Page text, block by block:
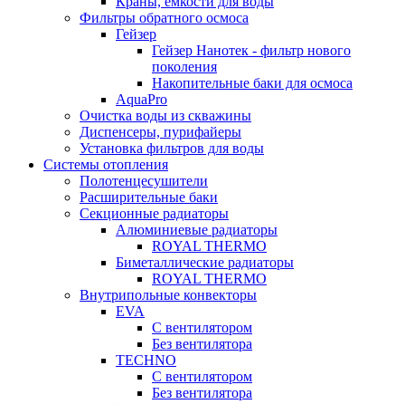
Фильтры обратного осмоса
Гейзер
Гейзер Нанотек - фильтр нового
поколения
Накопительные баки для осмоса
AquaPro
Очистка воды из скважины
Диспенсеры, пурифайеры
Установка фильтров для воды
Системы отопления
Полотенцесушители
Расширительные баки
Секционные радиаторы
Алюминиевые радиаторы
ROYAL THERMO
Биметаллические радиаторы
ROYAL THERMO
Внутрипольные конвекторы
EVA
С вентилятором
Без вентилятора
TECHNO
С вентилятором
Без вентилятора